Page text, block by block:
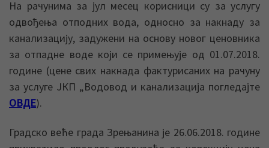
На рачунима за јул месец корисници су за услугу
одвођења отподних вода, односно за накнаду за
канализацију, задужени на основу новог ценовника
за отпадне воде који се примењује од 01.07.2018.
године (цене свих накнада фактурисаних на рачуну
за услуге ЈКП „Водовод и канализација погледајте
ОВДЕ).
Градско веће града Зрењанина је 26.06.2018. године